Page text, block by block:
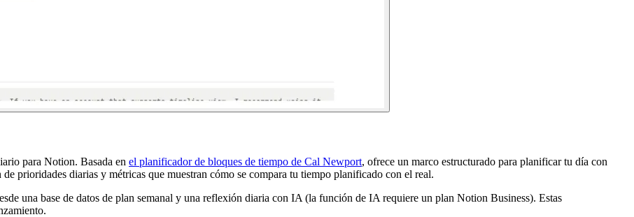
para Notion. Basada en el planificador de bloques de tiempo de Cal Newport, ofrece un marco estructurado para planificar tu día con
prioridades diarias y métricas que muestran cómo se compara tu tiempo planificado con el real.
una base de datos de plan semanal y una reflexión diaria con IA (la función de IA requiere un plan Notion Business). Estas